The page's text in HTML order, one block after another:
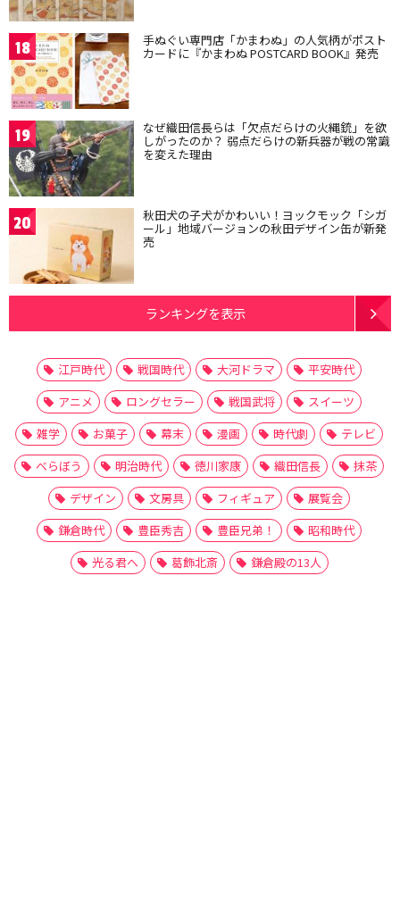
18 手ぬぐい専門店「かまわぬ」の人気柄がポスト
カードに『かまわぬ POSTCARD BOOK』発売
19 なぜ織田信長らは「欠点だらけの火縄銃」を欲
しがったのか？ 弱点だらけの新兵器が戦の常識
を変えた理由
20 秋田犬の子犬がかわいい！ヨックモック「シガ
ール」地域バージョンの秋田デザイン缶が新発
売
ランキングを表示
江戸時代 戦国時代 大河ドラマ
平安時代
アニメ
ロングセラー 戦国武将
スイーツ
雑学
お菓子 幕末 漫画 時代劇
テレビ
べらぼう
明治時代 徳川家康 織田信長
抹茶
デザイン
文房具 フィギュア
展覧会
鎌倉時代
豊臣秀吉 豊臣兄弟！
昭和時代
光る君へ
葛飾北斎 鎌倉殿の13人